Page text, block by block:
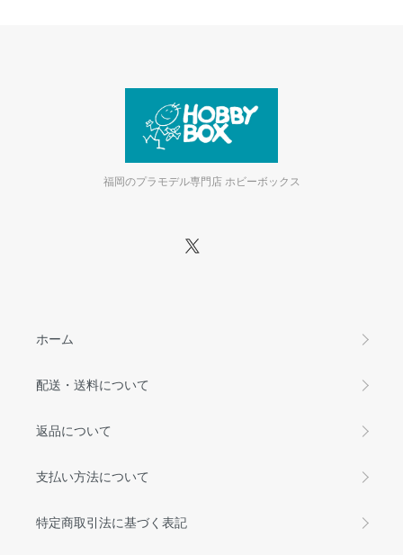
福岡のプラモデル専門店 ホビーボックス
ホーム
配送・送料について
返品について
支払い方法について
特定商取引法に基づく表記